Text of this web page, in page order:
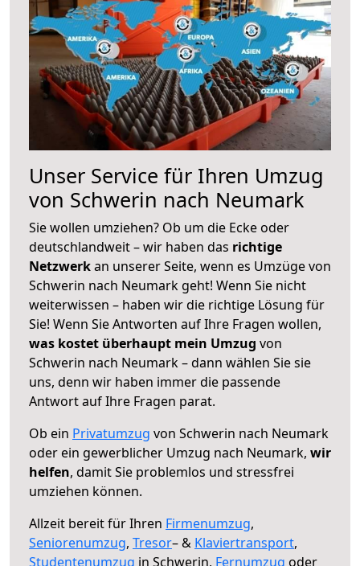
Unser Service für Ihren Umzug
von Schwerin nach Neumark
Sie wollen umziehen? Ob um die Ecke oder
deutschlandweit – wir haben das richtige
Netzwerkan unserer Seite, wenn es Umzüge von
Schwerin nach Neumark geht! Wenn Sie nicht
weiterwissen – haben wir die richtige Lösung für
Sie! Wenn Sie Antworten auf Ihre Fragen wollen,
was kostet überhaupt mein Umzug von
Schwerin nach Neumark – dann wählen Sie sie
uns, denn wir haben immer die passende
Antwort auf Ihre Fragen parat.
Ob ein Privatumzug von Schwerin nach Neumark
oder ein gewerblicher Umzug nach Neumark, wir
helfen, damit Sie problemlos und stressfrei
umziehen können.
Allzeit bereit für Ihren Firmenumzug,
Seniorenumzug, Tresor– & Klaviertransport,
Studentenumzug in Schwerin, Fernumzug oder